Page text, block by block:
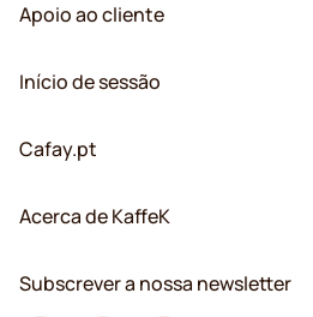
Apoio ao cliente
Início de sessão
Cafay.pt
Acerca de KaffeK
Subscrever a nossa newsletter